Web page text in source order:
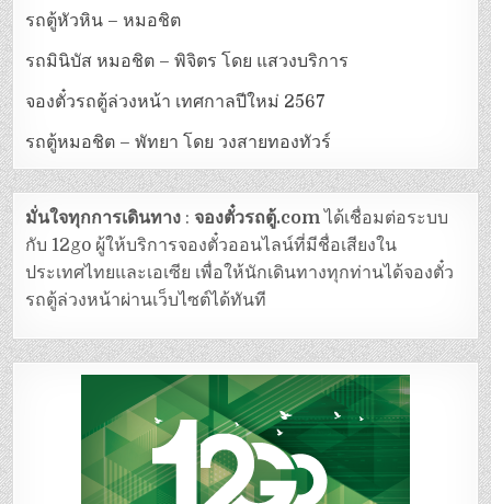
รถตู้หัวหิน – หมอชิต
รถมินิบัส หมอชิต – พิจิตร โดย แสวงบริการ
จองตั๋วรถตู้ล่วงหน้า เทศกาลปีใหม่ 2567
รถตู้หมอชิต – พัทยา โดย วงสายทองทัวร์
มั่นใจทุกการเดินทาง :จองตั๋วรถตู้.comได้เชื่อมต่อระบบ
กับ 12go ผู้ให้บริการจองตั๋วออนไลน์ที่มีชื่อเสียงใน
ประเทศไทยและเอเซีย เพื่อให้นักเดินทางทุกท่านได้จองตั๋ว
รถตู้ล่วงหน้าผ่านเว็บไซต์ได้ทันที